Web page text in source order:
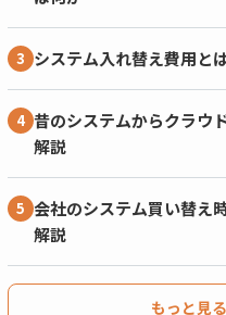
システム入れ替え費用と
昔のシステムからクラウ
解説
会社のシステム買い替え
解説
もっと見る